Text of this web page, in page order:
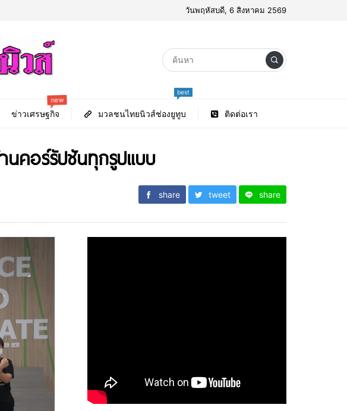
วันพฤหัสบดี, 6 สิงหาคม 2569
ข่าวเศรษฐกิจ
new
มวลชนไทยนิวส์ช่องยูทูบ
best
ติดต่อเรา
คอร์รัปชันทุกรูปแบบ
share tweet share